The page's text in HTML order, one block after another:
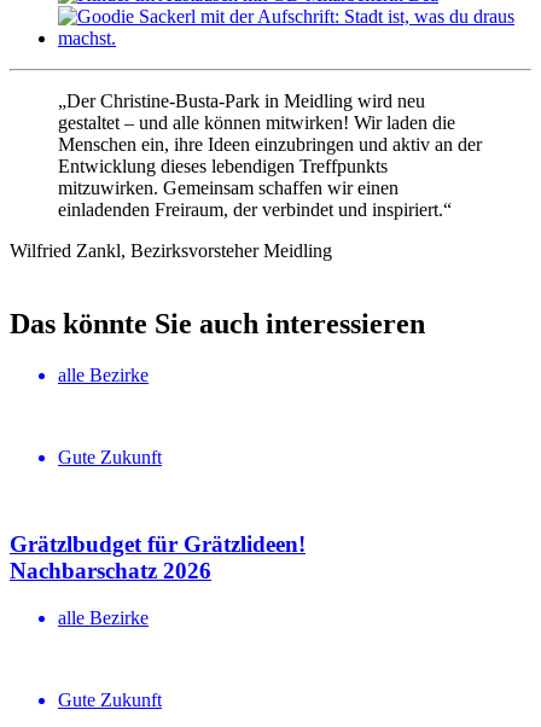
„Der Christine-Busta-Park in Meidling wird neu
gestaltet – und alle können mitwirken! Wir laden die
Menschen ein, ihre Ideen einzubringen und aktiv an der
Entwicklung dieses lebendigen Treffpunkts
mitzuwirken. Gemeinsam schaffen wir einen
einladenden Freiraum, der verbindet und inspiriert.“
Wilfried Zankl, Bezirksvorsteher Meidling
Das könnte Sie auch interessieren
alle Bezirke
Gute Zukunft
Grätzlbudget für Grätzlideen!
Nachbar­schatz 2026
alle Bezirke
Gute Zukunft